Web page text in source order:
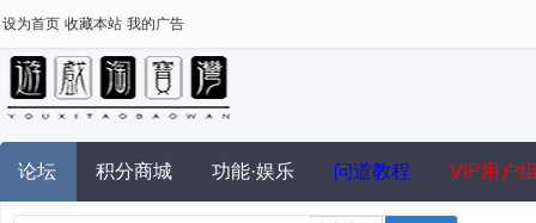
设为首页 收藏本站 我的广告
论坛 积分商城 功能·娱乐 问道教程 VIP用户